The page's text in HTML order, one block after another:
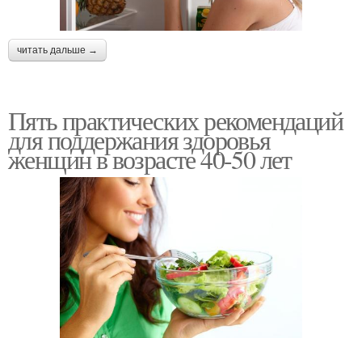
читать дальше →
Пять практических рекомендаций
для поддержания здоровья
женщин в возрасте 40-50 лет